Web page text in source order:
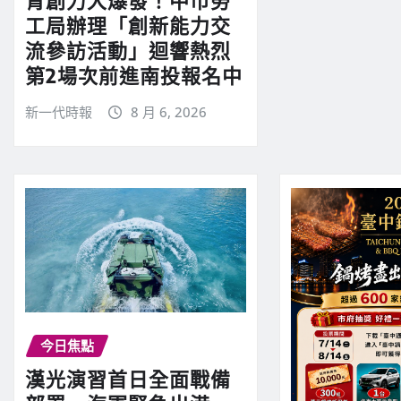
工局辦理「創新能力交
流參訪活動」迴響熱烈
第2場次前進南投報名中
新一代時報 8 月 6, 2026
今日焦點
漢光演習首日全面戰備